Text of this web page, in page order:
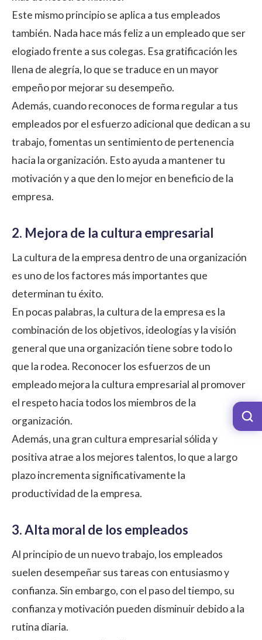
Este mismo principio se aplica a tus empleados
también. Nada hace más feliz a un empleado que ser
elogiado frente a sus colegas. Esa gratificación les
llena de alegría, lo que se traduce en un mayor
empeño por mejorar su desempeño.
Además, cuando reconoces de forma regular a tus
empleados por el esfuerzo adicional que dedican a su
trabajo, fomentas un sentimiento de pertenencia
hacia la organización. Esto ayuda a mantener tu
motivación y a que den lo mejor en beneficio de la
empresa.
2. Mejora de la cultura empresarial
La cultura de la empresa dentro de una organización
es uno de los factores más importantes que
determinan tu éxito.
En pocas palabras, la cultura de la empresa es la
combinación de los objetivos, ideologías y la visión
general que una organización tiene sobre todo lo
que la rodea. Reconocer los esfuerzos de un
empleado mejora la cultura empresarial al promover
el respeto hacia todos los miembros de la
organización.
Además, una gran cultura empresarial sólida y
positiva atrae a los mejores talentos, lo que a largo
plazo incrementa significativamente la
productividad de la empresa.
3. Alta moral de los empleados
Al principio de un nuevo trabajo, los empleados
suelen desempeñar sus tareas con entusiasmo y
confianza. Sin embargo, con el paso del tiempo, su
confianza y motivación pueden disminuir debido a la
rutina diaria.